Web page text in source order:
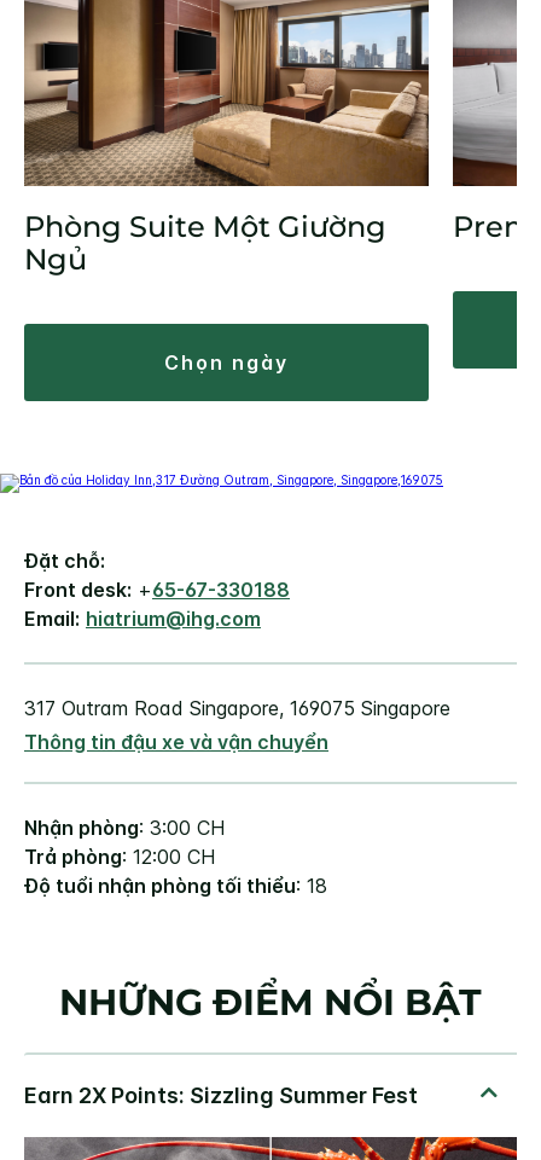
Phòng Suite Một Giường
Ngủ
chọn ngày
Đặt chỗ:
Front desk: +65-67-330188
Email: hiatrium@ihg.com
317 Outram Road Singapore, 169075 Singapore
Thông tin đậu xe và vận chuyển
Nhận phòng: 3:00 CH
Trả phòng: 12:00 CH
Độ tuổi nhận phòng tối thiểu: 18
NHỮNG ĐIỂM NỔI BẬT